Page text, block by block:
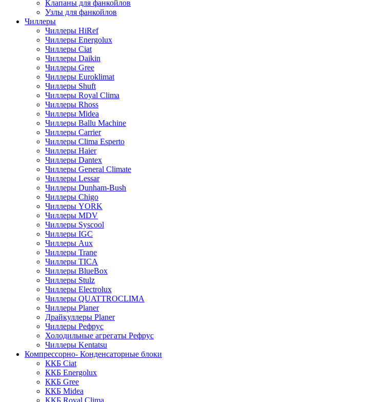
Клапаны для фанкойлов
Узлы для фанкойлов
Чиллеры
Чиллеры HiRef
Чиллеры Energolux
Чиллеры Ciat
Чиллеры Daikin
Чиллеры Gree
Чиллеры Euroklimat
Чиллеры Shuft
Чиллеры Royal Clima
Чиллеры Rhoss
Чиллеры Midea
Чиллеры Ballu Machine
Чиллеры Carrier
Чиллеры Clima Esperto
Чиллеры Haier
Чиллеры Dantex
Чиллеры General Climate
Чиллеры Lessar
Чиллеры Dunham-Bush
Чиллеры Chigo
Чиллеры YORK
Чиллеры MDV
Чиллеры Syscool
Чиллеры IGC
Чиллеры Aux
Чиллеры Trane
Чиллеры TICA
Чиллеры BlueBox
Чиллеры Stulz
Чиллеры Electrolux
Чиллеры QUATTROCLIMA
Чиллеры Planer
Драйкуллеры Planer
Чиллеры Рефрус
Холодильные агрегаты Рефрус
Чиллеры Kentatsu
Компрессорно- Конденсаторные блоки
ККБ Ciat
ККБ Energolux
ККБ Gree
ККБ Midea
ККБ Royal Clima